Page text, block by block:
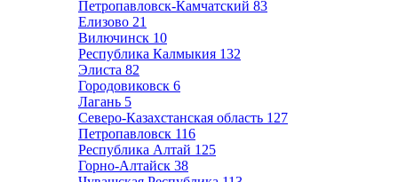
Петропавловск-Камчатский 83
Елизово 21
Вилючинск 10
Республика Калмыкия 132
Элиста 82
Городовиковск 6
Лагань 5
Северо-Казахстанская область 127
Петропавловск 116
Республика Алтай 125
Горно-Алтайск 38